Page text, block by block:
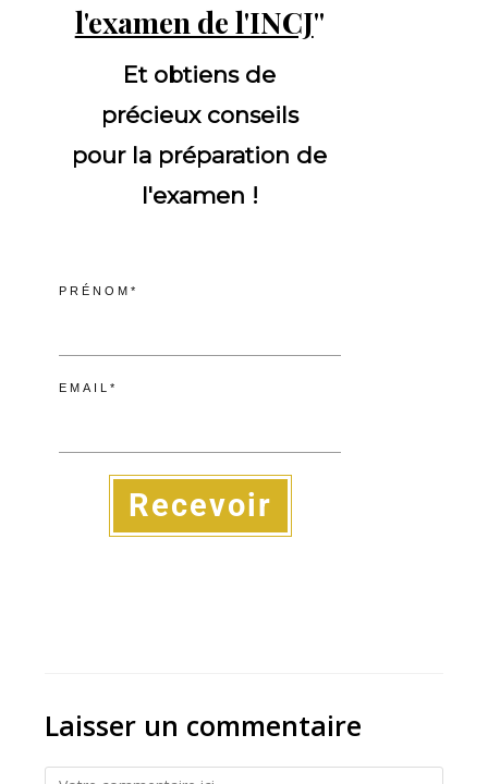
l'examen de l'INCJ"
Et obtiens de
précieux conseils
pour la préparation de
l'examen !
PRÉNOM*
EMAIL*
Recevoir
Laisser un commentaire